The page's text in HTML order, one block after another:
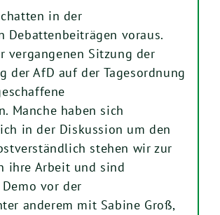
in der
Debattenbeiträgen voraus.
vergangenen Sitzung der
der AfD auf der Tagesordnung
Manche haben sich
in der Diskussion um den
stehen wir zur
ihre Arbeit und sind
vor der
anderem mit Sabine Groß,